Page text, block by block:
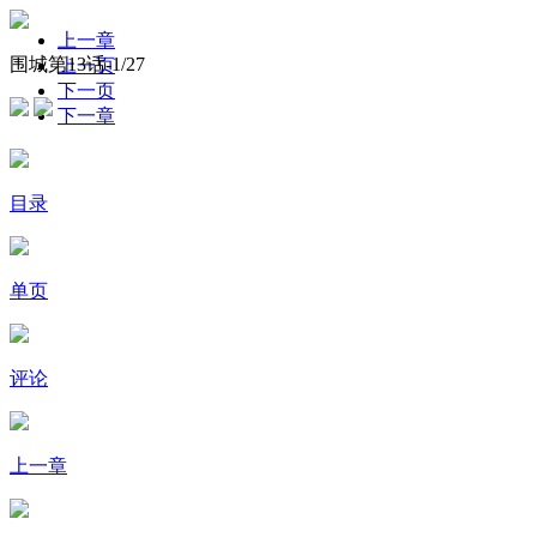
围城第13话-1/27
上一章
上一页
下一页
下一章
目录
单页
评论
上一章